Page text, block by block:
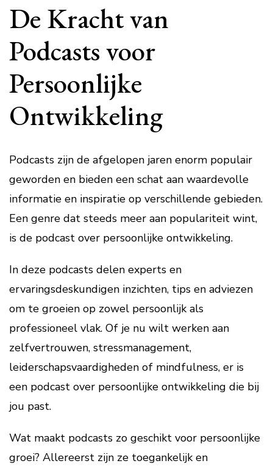
De Kracht van
Podcasts voor
Persoonlijke
Ontwikkeling
Podcasts zijn de afgelopen jaren enorm populair
geworden en bieden een schat aan waardevolle
informatie en inspiratie op verschillende gebieden.
Een genre dat steeds meer aan populariteit wint,
is de podcast over persoonlijke ontwikkeling.
In deze podcasts delen experts en
ervaringsdeskundigen inzichten, tips en adviezen
om te groeien op zowel persoonlijk als
professioneel vlak. Of je nu wilt werken aan
zelfvertrouwen, stressmanagement,
leiderschapsvaardigheden of mindfulness, er is
een podcast over persoonlijke ontwikkeling die bij
jou past.
Wat maakt podcasts zo geschikt voor persoonlijke
groei? Allereerst zijn ze toegankelijk en